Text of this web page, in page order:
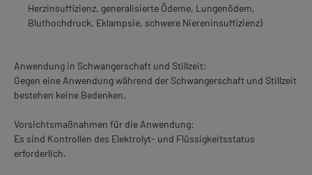
Herzinsuffizienz, generalisierte Ödeme, Lungenödem,
Bluthochdruck, Eklampsie, schwere Niereninsuffizienz)
Anwendung in Schwangerschaft und Stillzeit:
Gegen eine Anwendung während der Schwangerschaft und Stillzeit
bestehen keine Bedenken.
Vorsichtsmaßnahmen für die Anwendung:
Es sind Kontrollen des Elektrolyt- und Flüssigkeitsstatus
erforderlich.